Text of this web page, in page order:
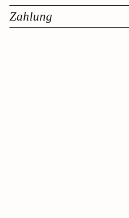
Zahlung